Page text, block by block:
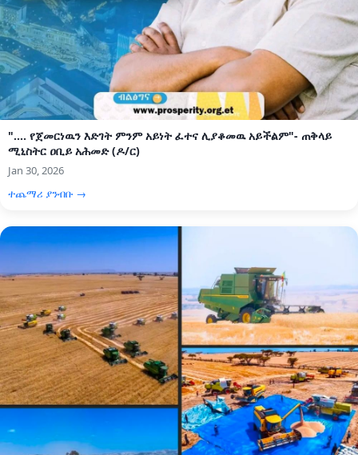
".... የጀመርነዉን እድገት ምንም አይነት ፈተና ሊያቆመዉ አይችልም"- ጠቅላይ
ሚኒስትር ዐቢይ አሕመድ (ዶ/ር)
Jan 30, 2026
ተጨማሪ ያንብቡ →